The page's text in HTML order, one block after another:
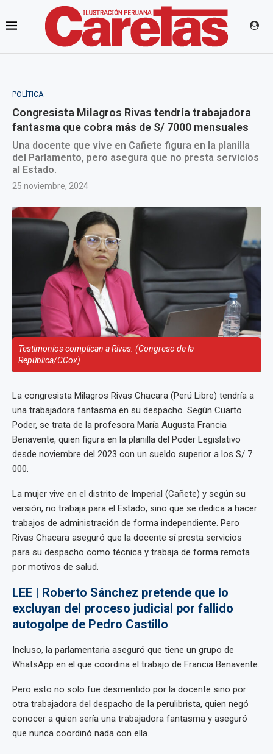
POLÍTICA
Congresista Milagros Rivas tendría trabajadora
fantasma que cobra más de S/ 7000 mensuales
Una docente que vive en Cañete figura en la planilla
del Parlamento, pero asegura que no presta servicios
al Estado.
25 noviembre, 2024
Testimonios complican a Rivas. (Congreso de la
República/CCox)
La congresista Milagros Rivas Chacara (Perú Libre) tendría a
una trabajadora fantasma en su despacho. Según Cuarto
Poder, se trata de la profesora María Augusta Francia
Benavente, quien figura en la planilla del Poder Legislativo
desde noviembre del 2023 con un sueldo superior a los S/ 7
000.
La mujer vive en el distrito de Imperial (Cañete) y según su
versión, no trabaja para el Estado, sino que se dedica a hacer
trabajos de administración de forma independiente. Pero
Rivas Chacara aseguró que la docente sí presta servicios
para su despacho como técnica y trabaja de forma remota
por motivos de salud.
LEE | Roberto Sánchez pretende que lo
excluyan del proceso judicial por fallido
autogolpe de Pedro Castillo
Incluso, la parlamentaria aseguró que tiene un grupo de
WhatsApp en el que coordina el trabajo de Francia Benavente.
Pero esto no solo fue desmentido por la docente sino por
otra trabajadora del despacho de la perulibrista, quien negó
conocer a quien sería una trabajadora fantasma y aseguró
que nunca coordinó nada con ella.